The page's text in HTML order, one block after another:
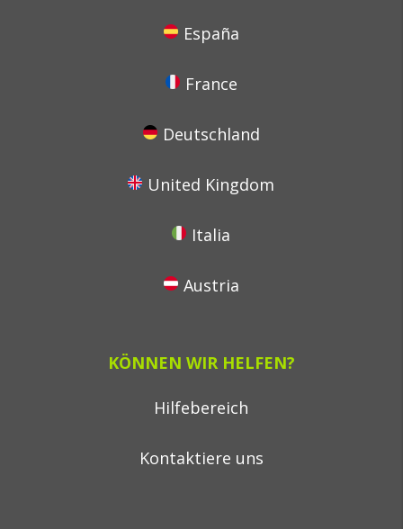
España
France
Deutschland
United Kingdom
Italia
Austria
KÖNNEN WIR HELFEN?
Hilfebereich
Kontaktiere uns